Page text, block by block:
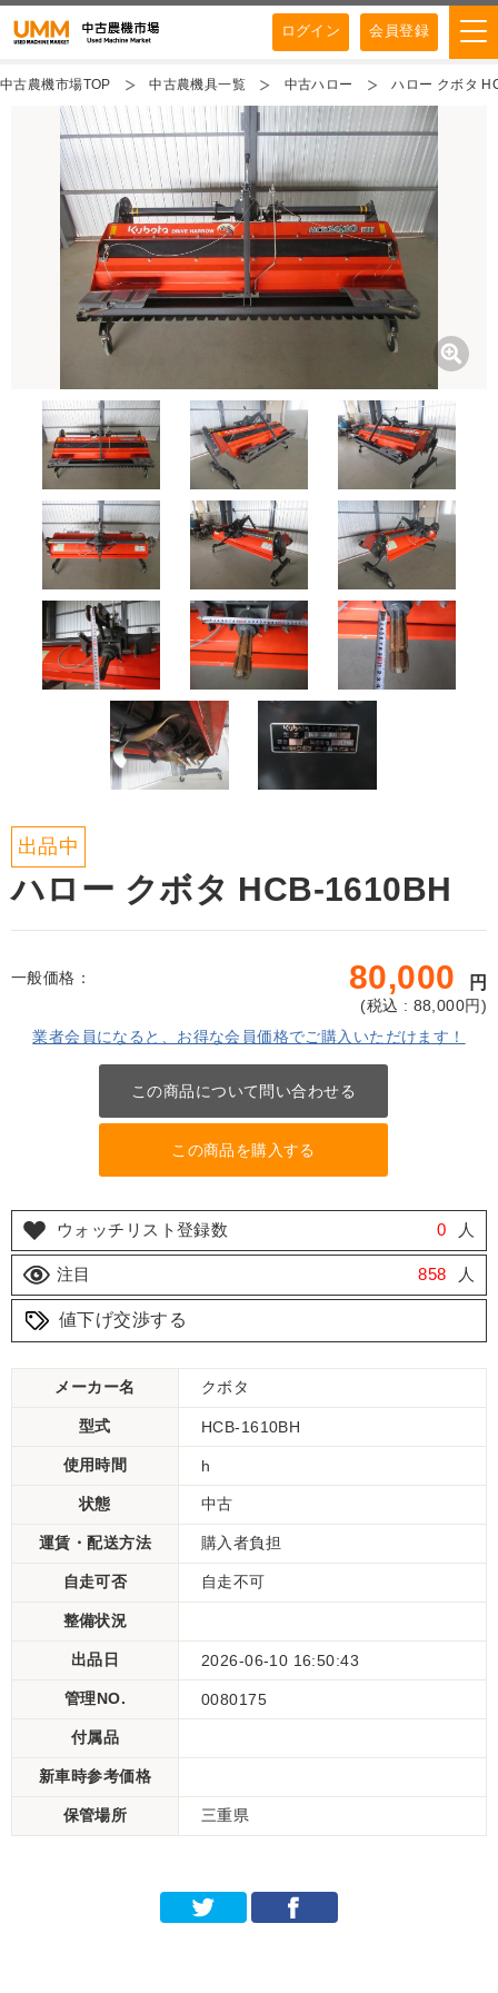
ログイン 会員登録
中古農機市場TOP 中古農機具一覧 中古ハロー ハロー クボタ
出品中
ハロー クボタ HCB-1610BH
一般価格： 80,000 円
(税込 : 88,000円)
業者会員になると、お得な会員価格でご購入いただけます！
この商品について問い合わせる
この商品を購入する
ウォッチリスト登録数 0 人
注目 858 人
値下げ交渉する
メーカー名 クボタ
型式 HCB-1610BH
使用時間 h
状態 中古
運賃・配送方法 購入者負担
自走可否 自走不可
整備状況
出品日 2026-06-10 16:50:43
管理NO. 0080175
付属品
新車時参考価格
保管場所 三重県